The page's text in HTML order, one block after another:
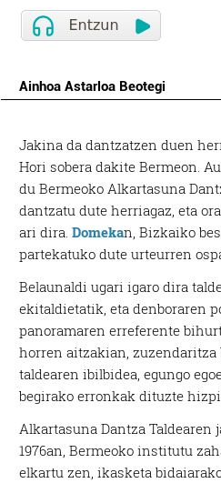
Ainhoa Astarloa Beotegi
Jakina da dantzatzen duen
Hori sobera dakite Bermeon.
du Bermeoko Alkartasuna
dantzatu dute herriagaz, eta
ari dira.Domekan, Bizkaiko
partekatuko dute urteurren
Belaunaldi ugari igaro dira
ekitaldietatik, eta denboraren
panoramaren erreferente
horren aitzakian, zuzendaritza
taldearen ibilbidea, egungo
begirako erronkak dituzte
Alkartasuna Dantza Taldearen
1976an, Bermeoko institutu
elkartu zen, ikasketa